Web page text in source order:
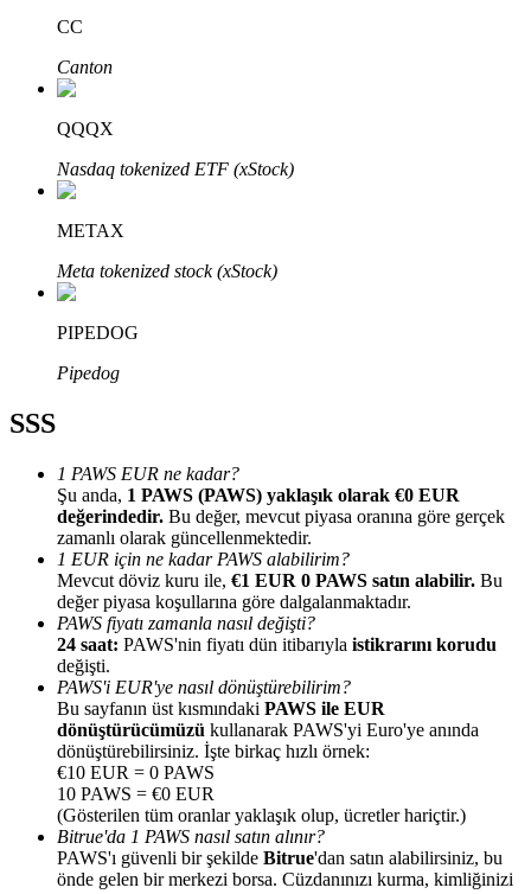
Bitrue
Bitrue Ortakları
Bitrue İş Ortağı
Kullanıcı başına %65'e kadar komisyon!
Yönlendirme
Arkadaşını davet et, nakit ödüller kazan
CC
Canton
QQQX
Nasdaq tokenized ETF (xStock)
METAX
Meta tokenized stock (xStock)
PIPEDOG
Pipedog
SSS
1 PAWS EUR ne kadar?
Şu anda, 1 PAWS (PAWS) yaklaşık olarak €0 EUR
değerindedir. Bu değer, mevcut piyasa oranına göre gerçek
zamanlı olarak güncellenmektedir.
1 EUR için ne kadar PAWS alabilirim?
Mevcut döviz kuru ile, €1 EUR 0 PAWS satın alabilir. Bu
değer piyasa koşullarına göre dalgalanmaktadır.
PAWS fiyatı zamanla nasıl değişti?
24 saat: PAWS'nin fiyatı dün itibarıyla istikrarını korudu
değişti.
PAWS'i EUR'ye nasıl dönüştürebilirim?
Bu sayfanın üst kısmındaki PAWS ile EUR
dönüştürücümüzü kullanarak PAWS'yi Euro'ye anında
dönüştürebilirsiniz. İşte birkaç hızlı örnek:
€10 EUR = 0 PAWS
10 PAWS = €0 EUR
(Gösterilen tüm oranlar yaklaşık olup, ücretler hariçtir.)
Bitrue'da 1 PAWS nasıl satın alınır?
PAWS'ı güvenli bir şekilde Bitrue'dan satın alabilirsiniz, bu
önde gelen bir merkezi borsa. Cüzdanınızı kurma, kimliğinizi